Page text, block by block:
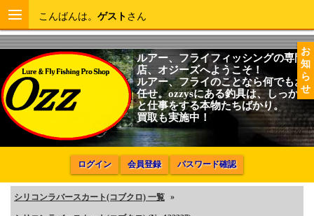
お
知
ら
せ
こんばんは。 ゲスト さん
ルアー、フライフィッシングの専門
店、オジーズへようこそ！
ルアー、フライのことなら何でもお
任せ。ozzysにある釣具は、しっかり
と仕事をする本物たちばかり。
買取も実施中！
ログイン 会員登録 パスワード確認
シリコンラバースカート(コブクロ) 一覧 »